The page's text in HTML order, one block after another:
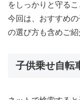
をしっかりと守る
今回は、おすすめ
の選び方も含めご紹
子供乗せ自転